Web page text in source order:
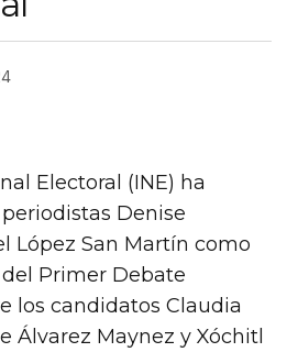
Electoral (INE) ha
Denise
López San Martín como
Primer Debate
los candidatos Claudia
Álvarez Maynez y Xóchitl